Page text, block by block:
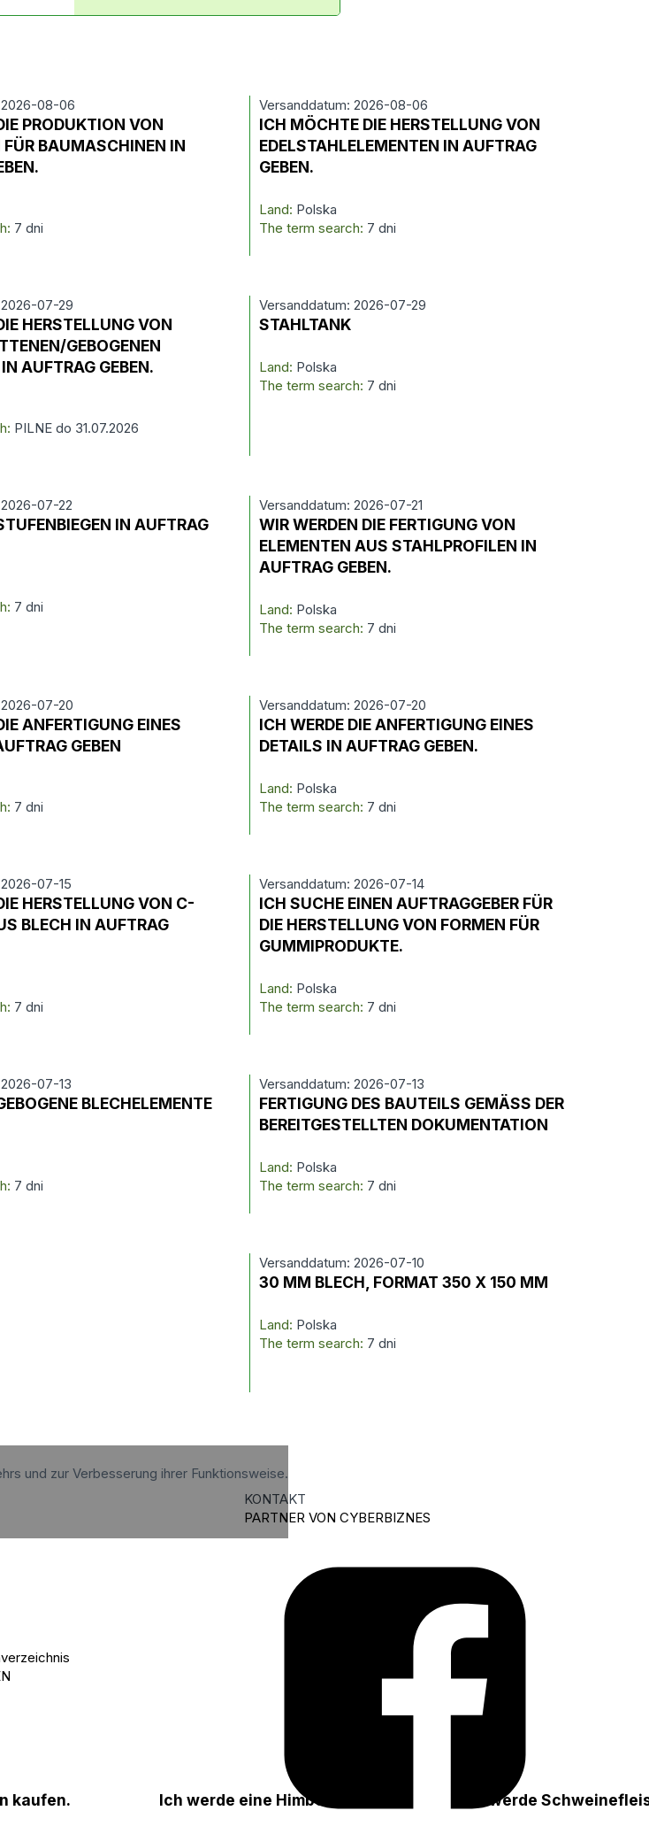
08-06
PRODUKTION VON
BAUMASCHINEN IN
7 dni
Versanddatum: 2026-08-06
ICH MÖCHTE DIE HERSTELLUNG VON
EDELSTAHLELEMENTEN IN AUFTRAG
GEBEN.
Land: Polska
The term search: 7 dni
07-29
HERSTELLUNG VON
GEBOGENEN
AUFTRAG GEBEN.
PILNE do 31.07.2026
Versanddatum: 2026-07-29
STAHLTANK
Land: Polska
The term search: 7 dni
07-22
IN AUFTRAG
7 dni
Versanddatum: 2026-07-21
WIR WERDEN DIE FERTIGUNG VON
ELEMENTEN AUS STAHLPROFILEN IN
AUFTRAG GEBEN.
Land: Polska
The term search: 7 dni
07-20
ANFERTIGUNG EINES
GEBEN
7 dni
Versanddatum: 2026-07-20
ICH WERDE DIE ANFERTIGUNG EINES
DETAILS IN AUFTRAG GEBEN.
Land: Polska
The term search: 7 dni
07-15
HERSTELLUNG VON C-
BLECH IN AUFTRAG
7 dni
Versanddatum: 2026-07-14
ICH SUCHE EINEN AUFTRAGGEBER FÜR
DIE HERSTELLUNG VON FORMEN FÜR
GUMMIPRODUKTE.
Land: Polska
The term search: 7 dni
07-13
BLECHELEMENTE
7 dni
Versanddatum: 2026-07-13
FERTIGUNG DES BAUTEILS GEMÄSS DER
BEREITGESTELLTEN DOKUMENTATION
Land: Polska
The term search: 7 dni
Versanddatum: 2026-07-10
30 MM BLECH, FORMAT 350 X 150 MM
Land: Polska
The term search: 7 dni
kaufen. Ich werde eine Himbeere kaufen. Ich werde
und zur Verbesserung ihrer Funktionsweise.
KONTAKT
PARTNER VON CYBERBIZNES